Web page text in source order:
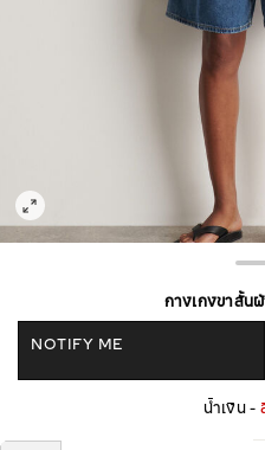
กางเกงขาสั้น
NOTIFY ME
น้ำเงิน -